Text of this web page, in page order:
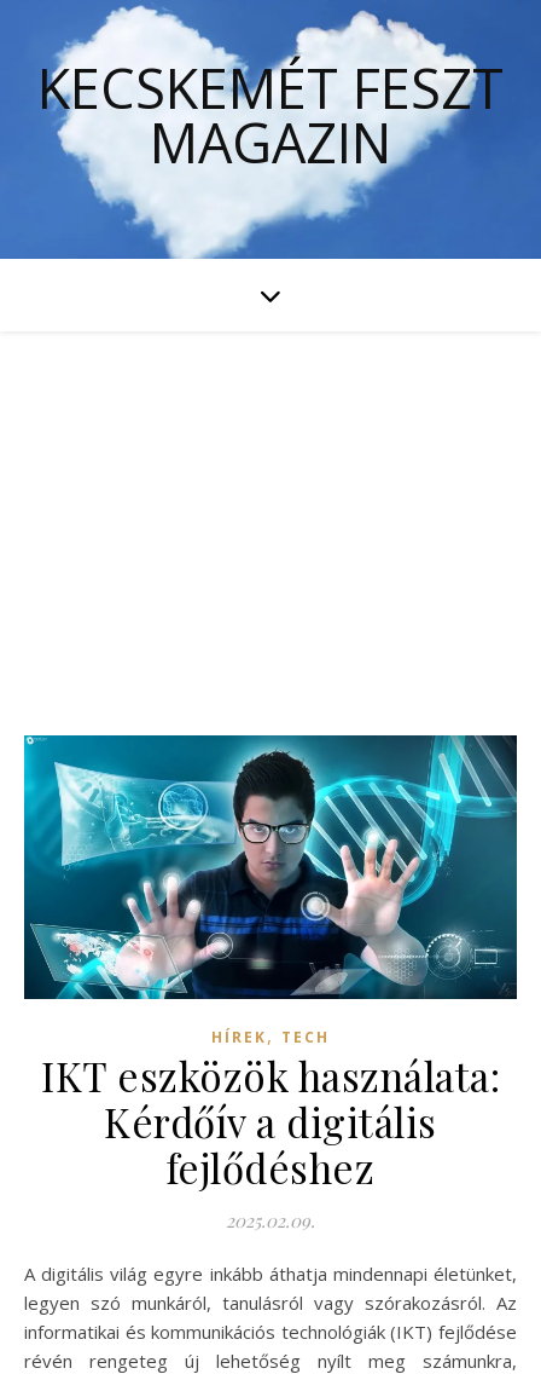
KECSKEMÉT FESZT
MAGAZIN
HÍREK, TECH
IKT eszközök használata:
Kérdőív a digitális
fejlődéshez
2025.02.09.
A digitális világ egyre inkább áthatja mindennapi életünket,
legyen szó munkáról, tanulásról vagy szórakozásról. Az
informatikai és kommunikációs technológiák (IKT) fejlődése
révén rengeteg új lehetőség nyílt meg számunkra,